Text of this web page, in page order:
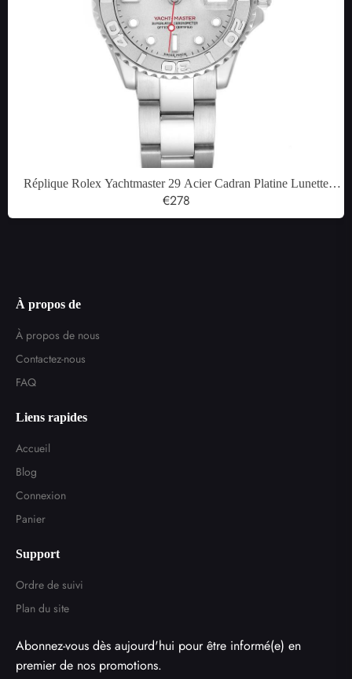
Réplique Rolex Yachtmaster 29 Acier Cadran Platine Lunette
Dames Montre 169622
€278
À propos de
À propos de nous
Contactez-nous
FAQ
Liens rapides
Accueil
Blog
Connexion
Panier
Support
Ordre de suivi
Plan du site
Abonnez-vous dès aujourd'hui pour être informé(e) en
premier de nos promotions.